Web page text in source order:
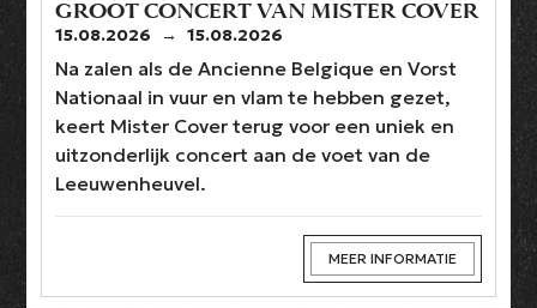
GROOT CONCERT VAN MISTER COVER
15.08.2026 → 15.08.2026
Na zalen als de Ancienne Belgique en Vorst
Nationaal in vuur en vlam te hebben gezet,
keert Mister Cover terug voor een uniek en
uitzonderlijk concert aan de voet van de
Leeuwenheuvel.
MEER INFORMATIE